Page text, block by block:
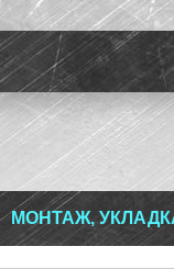
МОНТАЖ,